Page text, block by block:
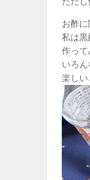
お酢
私は
作っ
いろ
楽し